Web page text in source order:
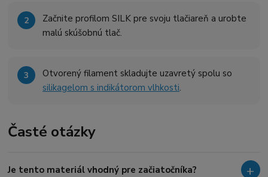
Začnite profilom SILK pre svoju tlačiareň a urobte
malú skúšobnú tlač.
Otvorený filament skladujte uzavretý spolu so
silikagelom s indikátorom vlhkosti.
Časté otázky
Je tento materiál vhodný pre začiatočníka?